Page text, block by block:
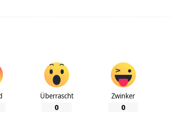
Überrascht
0
Zwinker
0